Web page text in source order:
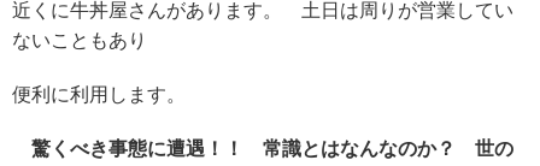
近くに牛丼屋さんがあります。 土日は周りが営業してい
ないこともあり
便利に利用します。
驚くべき事態に遭遇！！ 常識とはなんなのか？ 世の